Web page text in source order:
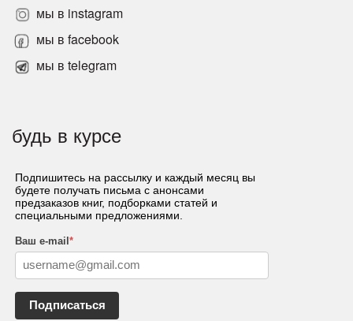
мы в instagram
мы в facebook
мы в telegram
будь в курсе
Подпишитесь на рассылку и каждый месяц вы
будете получать письма с анонсами
предзаказов книг, подборками статей и
специальными предложениями.
Ваш e-mail*
Подписаться